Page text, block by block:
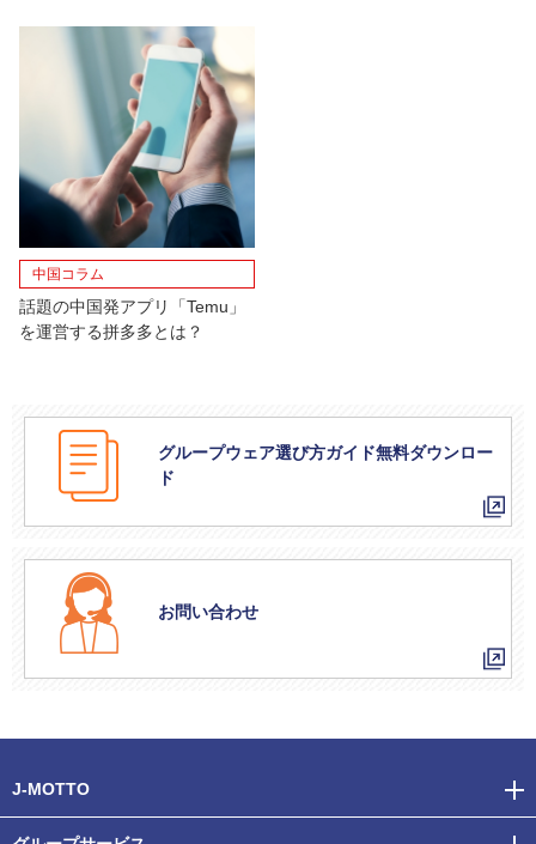
中国コラム
話題の中国発アプリ「Temu」
を運営する拼多多とは？
グループウェア選び方ガイド無料ダウンロー
ド
お問い合わせ
J-MOTTO